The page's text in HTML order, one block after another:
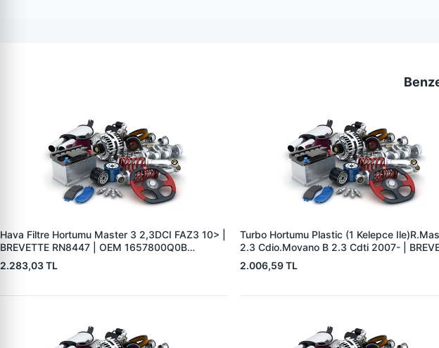
Hava Filtre Hortumu Master 3 2,3DCI FAZ3 10> |
BREVETTE RN8447 | OEM 1657800Q0B
49670356875 165554107R
2.283,03 TL
Turbo Hortumu Plastic (1 Kelepce
2.3 Cdio.Movano B 2.3 Cdti 2007- |
RN8404 | OEM 8200753502 144605593R
2.006,59 TL